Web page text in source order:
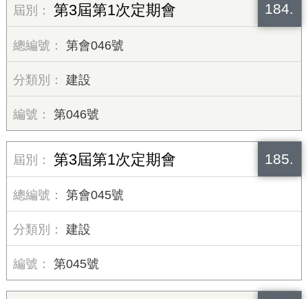
184.
第3屆第1次定期會
第會046號
建設
第046號
185.
第3屆第1次定期會
第會045號
建設
第045號